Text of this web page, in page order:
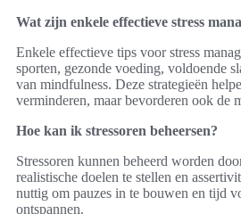
Wat zijn enkele effectieve stress
Enkele effectieve tips voor stress
sporten, gezonde voeding, voldoende
van mindfulness. Deze strategieën
verminderen, maar bevorderen ook de
Hoe kan ik stressoren beheersen?
Stressoren kunnen beheerd worden
realistische doelen te stellen en
nuttig om pauzes in te bouwen en tijd
ontspannen.